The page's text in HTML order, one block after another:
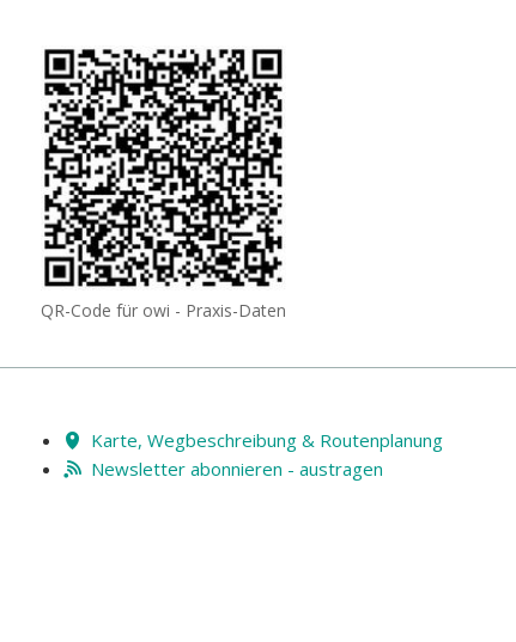
QR-Code für owi - Praxis-Daten
Karte, Wegbeschreibung & Routenplanung
Newsletter abonnieren - austragen